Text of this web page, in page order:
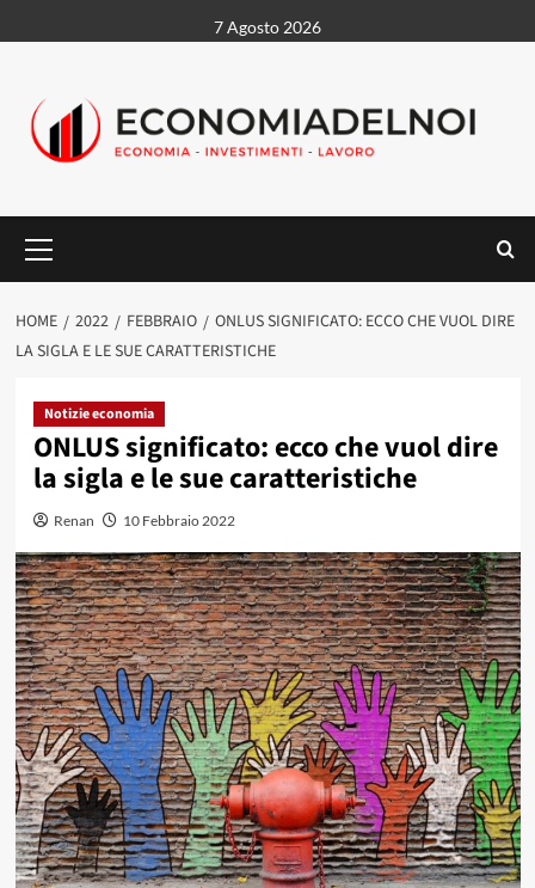
al
7 Agosto 2026
principale
HOME 2022 FEBBRAIO
ONLUS SIGNIFICATO: ECCO CHE VUOL DIRE
LA SIGLA E LE SUE CARATTERISTICHE
Notizie economia
ONLUS significato: ecco che vuol dire
la sigla e le sue caratteristiche
Renan 10 Febbraio 2022